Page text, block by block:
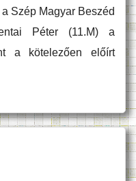
Szép Magyar Beszéd
Péter (11.M) a
a kötelezően előírt